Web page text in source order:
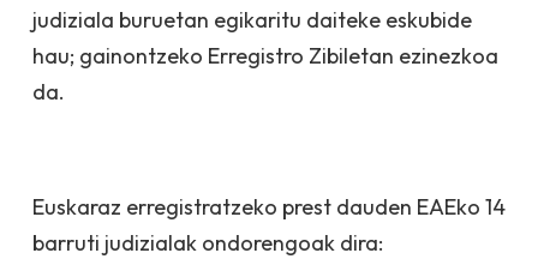
judiziala buruetan egikaritu daiteke eskubide
hau; gainontzeko Erregistro Zibiletan ezinezkoa
da.
Euskaraz erregistratzeko prest dauden EAEko 14
barruti judizialak ondorengoak dira: